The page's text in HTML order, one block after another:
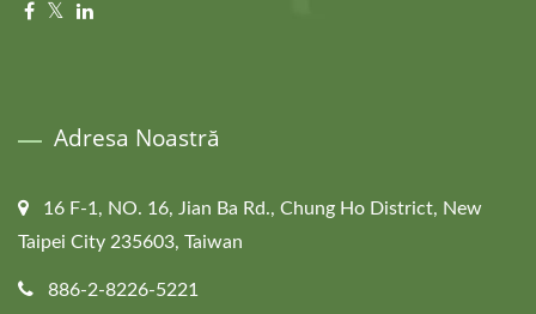
Adresa Noastră
16 F-1, NO. 16, Jian Ba Rd., Chung Ho District, New
Taipei City 235603, Taiwan
886-2-8226-5221